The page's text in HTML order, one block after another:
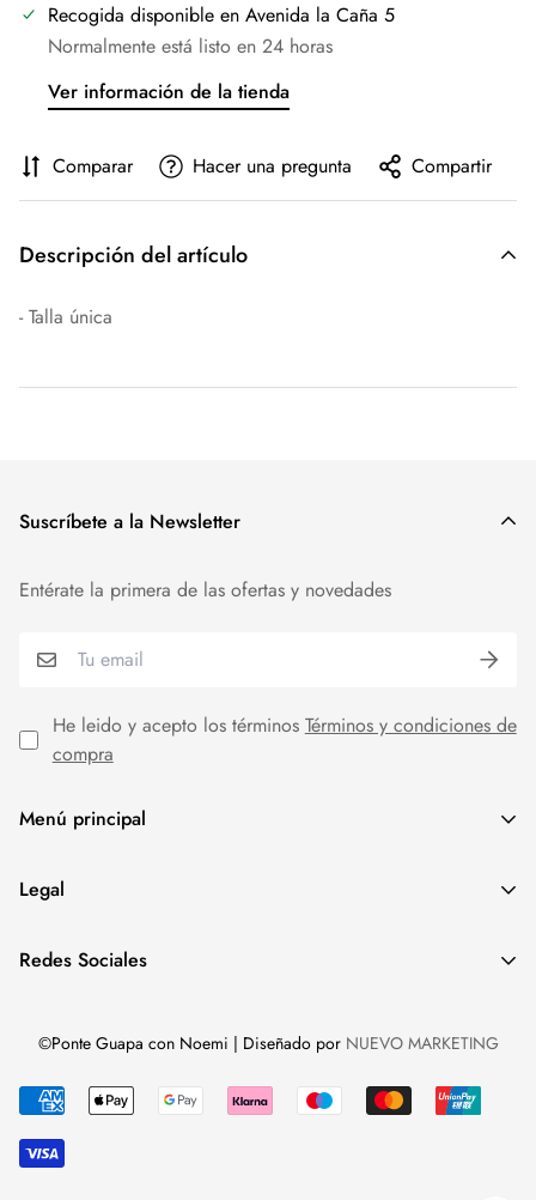
Recogida disponible en Avenida la Caña 5
Normalmente está listo en 24 horas
Ver información de la tienda
Comparar Hacer una pregunta Compartir
Descripción del artículo
- Talla única
Suscríbete a la Newsletter
Entérate la primera de las ofertas y novedades
He leido y acepto los términos Términos y condiciones de
compra
Menú principal
MODA MUJER
Legal
Aviso Legal
Eliminar cuenta y datos de usuario
Redes Sociales
©Ponte Guapa con Noemi | Diseñado por NUEVO MARKETING